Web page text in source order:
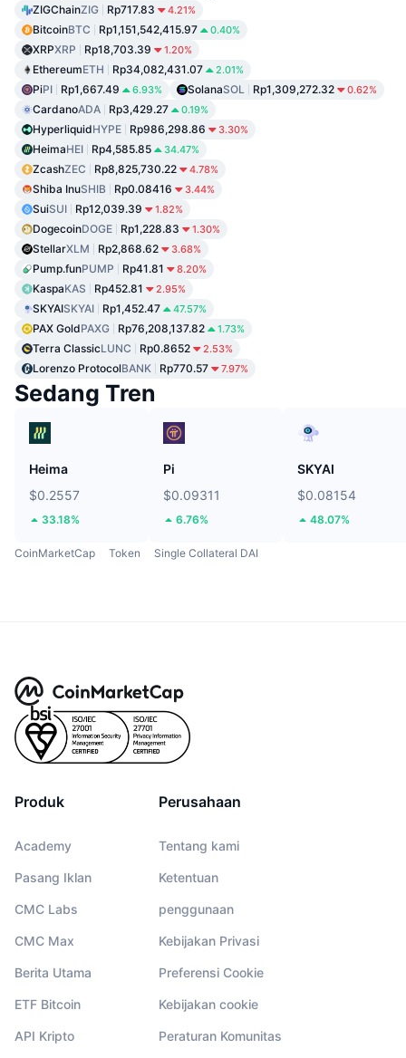
ZIGChainZIG Rp717.83 4.21%
BitcoinBTC Rp1,151,542,415.97 0.40%
XRPXRP Rp18,703.39 1.20%
EthereumETH Rp34,082,431.07 2.01%
PiPI Rp1,667.49 6.93% SolanaSOL Rp1,309,272.32 0.62%
CardanoADA Rp3,429.27 0.19%
HyperliquidHYPE Rp986,298.86 3.30%
HeimaHEI Rp4,585.85 34.47%
ZcashZEC Rp8,825,730.22 4.78%
Shiba InuSHIB Rp0.08416 3.44%
SuiSUI Rp12,039.39 1.82%
DogecoinDOGE Rp1,228.83 1.30%
StellarXLM Rp2,868.62 3.68%
Pump.funPUMP Rp41.81 8.20%
KaspaKAS Rp452.81 2.95%
SKYAISKYAI Rp1,452.47 47.57%
PAX GoldPAXG Rp76,208,137.82 1.73%
Terra ClassicLUNC Rp0.8652 2.53%
Lorenzo ProtocolBANK Rp770.57 7.97%
Sedang Tren
Heima
$0.2557
33.18%
Pi
$0.09311
6.76%
SKYAI
$0.08154
48.07%
CoinMarketCap Token Single Collateral DAI
Produk
Academy
Pasang Iklan
CMC Labs
CMC Max
Berita Utama
ETF Bitcoin
API Kripto
Perusahaan
Tentang kami
Ketentuan
penggunaan
Kebijakan Privasi
Preferensi Cookie
Kebijakan cookie
Peraturan Komunitas